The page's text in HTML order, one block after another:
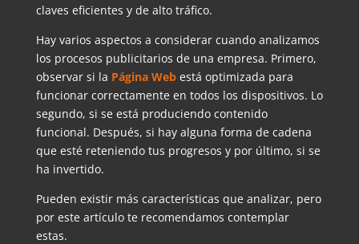
claves eficientes y de alto tráfico.
Hay varios aspectos a considerar cuando analizamos
los procesos publicitarios de una empresa. Primero,
observar si la Página Webestá optimizada para
funcionar correctamente en todos los dispositivos. Lo
segundo, si se está produciendo contenido
funcional. Después, si hay alguna forma de cadena
que esté reteniendo tus progresos y por último, si se
ha invertido.
Pueden existir más características que analizar, pero
por este artículo te recomendamos contemplar
estas.